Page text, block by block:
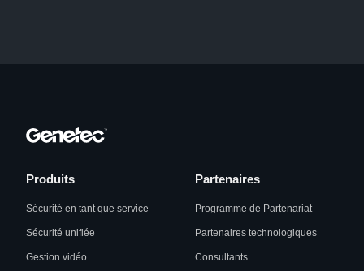
Produits
Sécurité en tant que service
Sécurité unifiée
Gestion vidéo
Partenaires
Programme de Partenariat
Partenaires technologiques
Consultants